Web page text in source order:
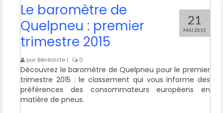
21
MAI 2015
Le baromètre de
Quelpneu : premier
trimestre 2015
par Bénédicte | 0
Découvrez le baromètre de Quelpneu pour le premier
trimestre 2015 : le classement qui vous informe des
préférences des consommateurs européens en
matière de pneus.